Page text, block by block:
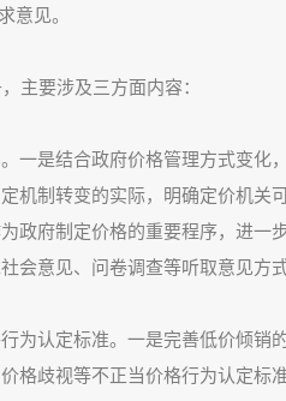
意见。
要涉及三方面内容：
是结合政府价格管理方式变化
机制转变的实际，明确定价机
政府制定价格的重要程序，进
会意见、问卷调查等听取意见方
认定标准。一是完善低价倾销
格歧视等不正当价格行为认定